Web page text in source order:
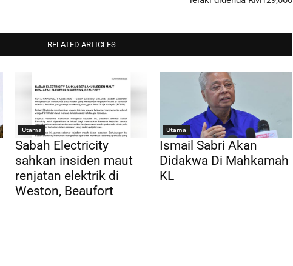
RELATED ARTICLES
Utama
Sabah Electricity
sahkan insiden maut
renjatan elektrik di
Weston, Beaufort
Utama
Ismail Sabri Akan
Didakwa Di Mahkamah
KL